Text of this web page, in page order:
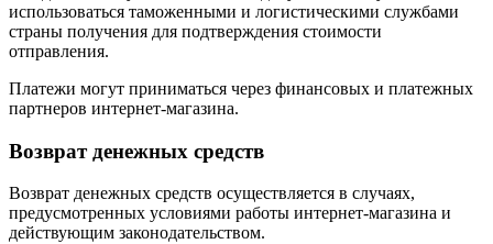
использоваться таможенными и логистическими службами
страны получения для подтверждения стоимости
отправления.
Платежи могут приниматься через финансовых и платежных
партнеров интернет-магазина.
Возврат денежных средств
Возврат денежных средств осуществляется в случаях,
предусмотренных условиями работы интернет-магазина и
действующим законодательством.